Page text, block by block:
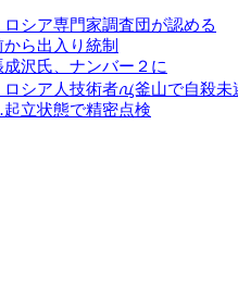
シア専門家調査団が認める
ら出入り統制
沢氏、ナンバー２に
シア人技術者ꪂ釜山で自殺未
立状態で精密点検